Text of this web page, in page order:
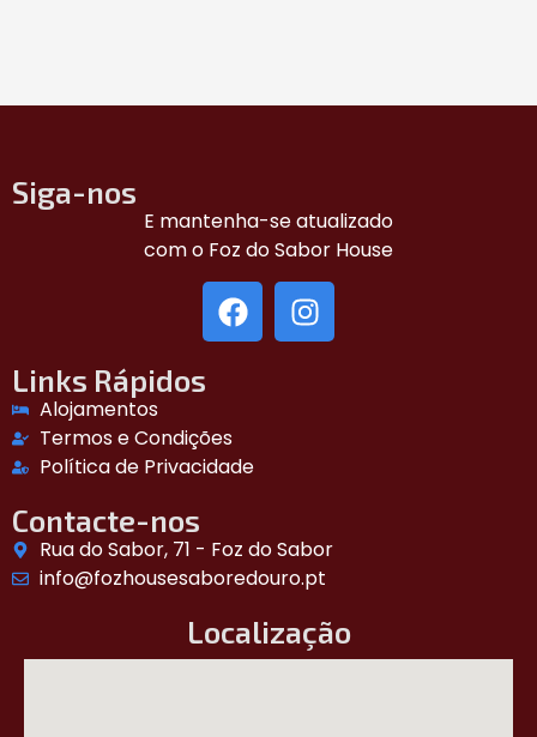
Siga-nos
E mantenha-se atualizado
com o Foz do Sabor House
Links Rápidos
Alojamentos
Termos e Condições
Política de Privacidade
Contacte-nos
Rua do Sabor, 71 - Foz do Sabor
info@fozhousesaboredouro.pt
Localização